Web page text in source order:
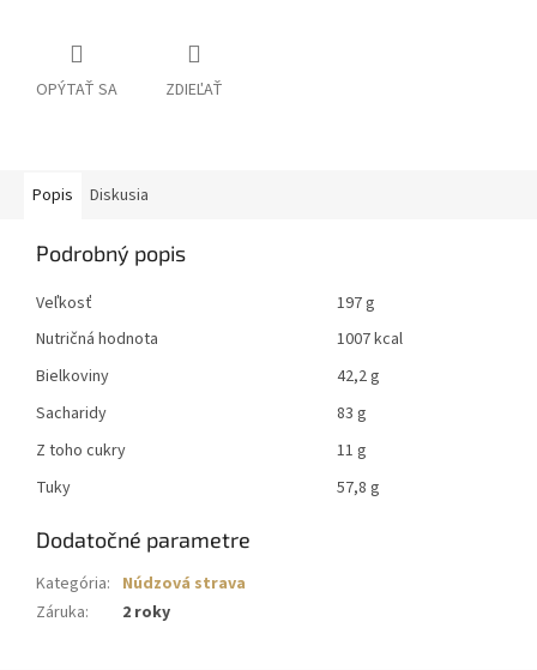
OPÝTAŤ SA ZDIEĽAŤ
Popis Diskusia
Podrobný popis
Veľkosť
197 g
Nutričná hodnota
1007 kcal
Bielkoviny
42,2 g
Sacharidy
83 g
Z toho cukry
11 g
Tuky
57,8 g
Dodatočné parametre
Kategória: Núdzová strava
Záruka: 2 roky